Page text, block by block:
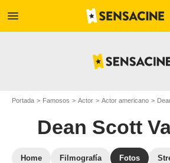
menu
Portada Famosos Actor Actor americano
Dean Scott
Home Filmografía Fotos